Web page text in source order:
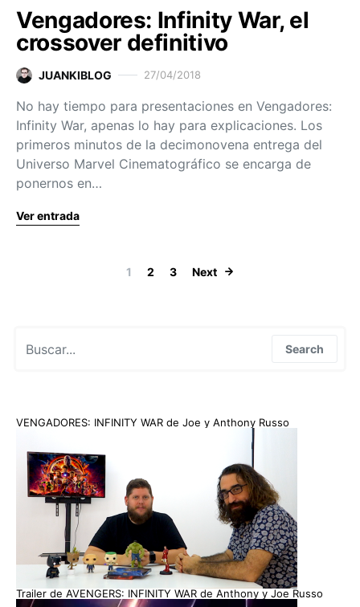
Vengadores: Infinity War, el
crossover definitivo
JUANKIBLOG 27/04/2018
No hay tiempo para presentaciones en Vengadores:
Infinity War, apenas lo hay para explicaciones. Los
primeros minutos de la decimonovena entrega del
Universo Marvel Cinematográfico se encarga de
ponernos en…
Ver entrada
Paginación
1 2 3 Next
Search
VENGADORES: INFINITY WAR de Joe y Anthony Russo
Trailer de AVENGERS: INFINITY WAR de Anthony y Joe Russo